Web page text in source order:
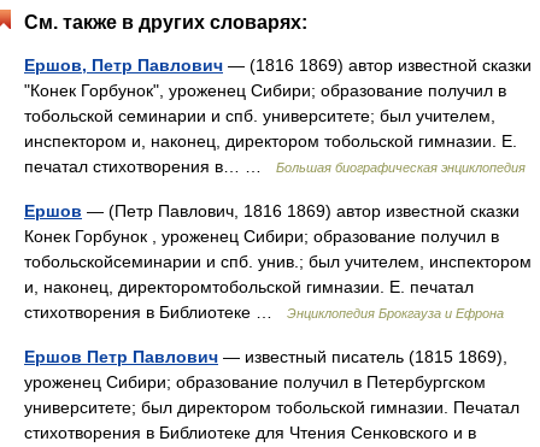
См. также в других словарях:
Ершов, Петр Павлович — (1816 1869) автор известной сказки
"Конек Горбунок", уроженец Сибири; образование получил в
тобольской семинарии и спб. университете; был учителем,
инспектором и, наконец, директором тобольской гимназии. Е.
печатал стихотворения в… …
Большая биографическая энциклопедия
Ершов — (Петр Павлович, 1816 1869) автор известной сказки
Конек Горбунок , уроженец Сибири; образование получил в
тобольскойсеминарии и спб. унив.; был учителем, инспектором
и, наконец, директоромтобольской гимназии. Е. печатал
стихотворения в Библиотеке …
Энциклопедия Брокгауза и Ефрона
Ершов Петр Павлович — известный писатель (1815 1869),
уроженец Сибири; образование получил в Петербургском
университете; был директором тобольской гимназии. Печатал
стихотворения в Библиотеке для Чтения Сенковского и в